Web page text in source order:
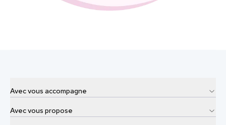
Avec vous accompagne
Avec vous propose